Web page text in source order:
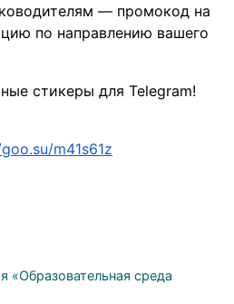
— промокод на
по направлению вашего
стикеры для Telegram!
m41s61z
«Образовательная среда